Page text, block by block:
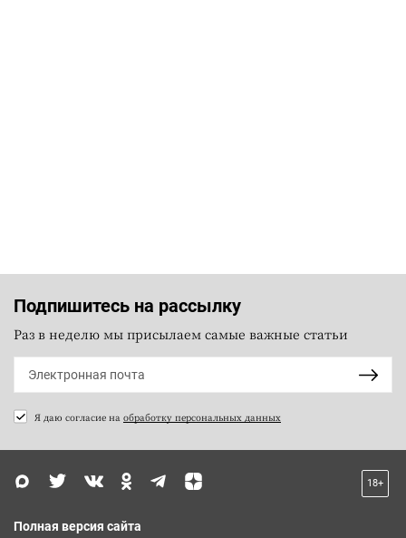
Подпишитесь на рассылку
Раз в неделю мы присылаем самые важные статьи
Я даю согласие на обработку персональных данных
18+
Полная версия сайта